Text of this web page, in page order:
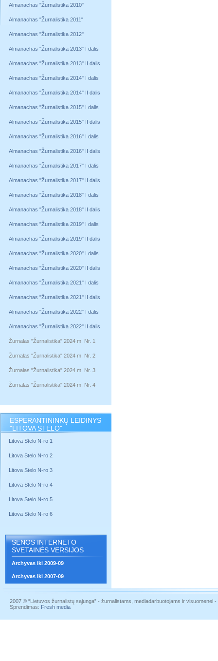
Almanachas "Žurnalistika 2010"
Almanachas "Žurnalistika 2011"
Almanachas "Žurnalistika 2012"
Almanachas "Žurnalistika 2013" I dalis
Almanachas "Žurnalistika 2013" II dalis
Almanachas "Žurnalistika 2014" I dalis
Almanachas "Žurnalistika 2014" II dalis
Almanachas "Žurnalistika 2015" I dalis
Almanachas "Žurnalistika 2015" II dalis
Almanachas "Žurnalistika 2016" I dalis
Almanachas "Žurnalistika 2016" II dalis
Almanachas "Žurnalistika 2017" I dalis
Almanachas "Žurnalistika 2017" II dalis
Almanachas "Žurnalistika 2018" I dalis
Almanachas "Žurnalistika 2018" II dalis
Almanachas "Žurnalistika 2019" I dalis
Almanachas "Žurnalistika 2019" II dalis
Almanachas "Žurnalistika 2020" I dalis
Almanachas "Žurnalistika 2020" II dalis
Almanachas "Žurnalistika 2021" I dalis
Almanachas "Žurnalistika 2021" II dalis
Almanachas "Žurnalistika 2022" I dalis
Almanachas "Žurnalistika 2022" II dalis
Žurnalas "Žurnalistika" 2024 m. Nr. 1
Žurnalas "Žurnalistika" 2024 m. Nr. 2
Žurnalas "Žurnalistika" 2024 m. Nr. 3
Žurnalas "Žurnalistika" 2024 m. Nr. 4
ESPERANTININKŲ LEIDINYS
"LITOVA STELO"
Litova Stelo N-ro 1
Litova Stelo N-ro 2
Litova Stelo N-ro 3
Litova Stelo N-ro 4
Litova Stelo N-ro 5
Litova Stelo N-ro 6
SENOS INTERNETO
SVETAINĖS VERSIJOS
Archyvas iki 2009-09
Archyvas iki 2007-09
2007 © “Lietuvos žurnalistų sąjunga” - žurnalistams, mediadarbuotojams ir visuomenei
Sprendimas: Fresh media